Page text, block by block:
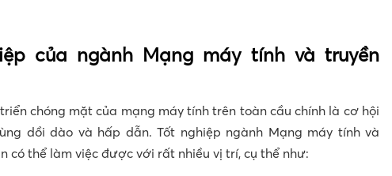
của ngành Mạng máy tính và truyền
chóng mặt của mạng máy tính trên toàn cầu chính là cơ hội
dồi dào và hấp dẫn. Tốt nghiệp ngành Mạng máy tính và
có thể làm việc được với rất nhiều vị trí, cụ thể như: